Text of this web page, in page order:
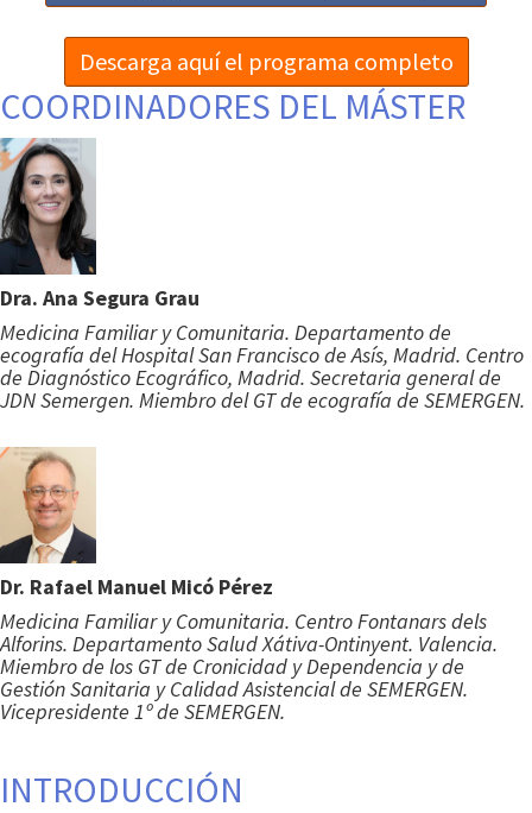
Descarga aquí el programa completo
COORDINADORES DEL MÁSTER
Dra. Ana Segura Grau
Medicina Familiar y Comunitaria. Departamento de
ecografía del Hospital San Francisco de Asís, Madrid. Centro
de Diagnóstico Ecográfico, Madrid. Secretaria general de
JDN Semergen. Miembro del GT de ecografía de SEMERGEN.
Dr. Rafael Manuel Micó Pérez
Medicina Familiar y Comunitaria. Centro Fontanars dels
Alforins. Departamento Salud Xátiva-Ontinyent. Valencia.
Miembro de los GT de Cronicidad y Dependencia y de
Gestión Sanitaria y Calidad Asistencial de SEMERGEN.
Vicepresidente 1º de SEMERGEN.
INTRODUCCIÓN